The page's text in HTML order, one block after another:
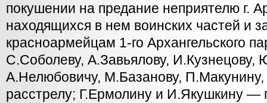
покушении на предание неприятелю г.
находящихся в нем воинских частей и
красноармейцам 1-го Архангельского
С.Соболеву, А.Завьялову, И.Кузнецову,
А.Нелюбовичу, М.Базанову,
расстрелу; Г.Ермолину и И.Якушкину —